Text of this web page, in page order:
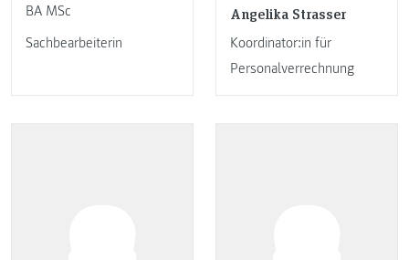
BA MSc
Sachbearbeiterin
Angelika Strasser
Koordinator:in für
Personalverrechnung